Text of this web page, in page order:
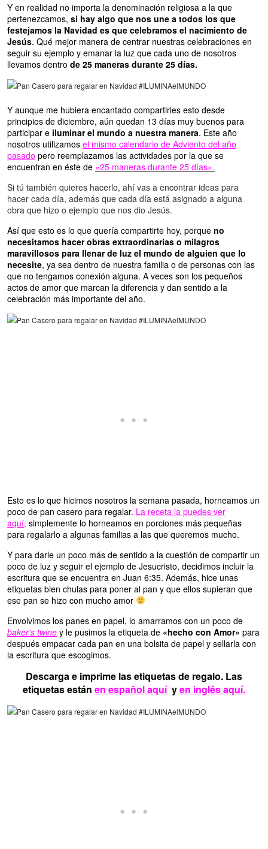
Y en realidad no importa la denominación religiosa a la que
pertenezcamos, si hay algo que nos une a todos los que
festejamos la Navidad es que celebramos el nacimiento de
Jesús. Qué mejor manera de centrar nuestras celebraciones en
seguir su ejemplo y emanar la luz que cada uno de nosotros
llevamos dentro de 25 maneras durante 25 días.
Y aunque me hubiera encantado compartirles esto desde
principios de diciembre, aún quedan 13 días muy buenos para
participar e iluminar el mundo a nuestra manera. Este año
nosotros utilizamos el mismo calendario de Adviento del año
pasado pero reemplazamos las actividades por la que se
encuentran en éste de «25 maneras durante 25 días».
Si tú también quieres hacerlo, ahí vas a encontrar ideas para
hacer cada día, además que cada día está asignado a alguna
obra que hizo o ejemplo que nos dio Jesús.
Así que esto es lo que quería compartirte hoy, porque no
necesitamos hacer obras extraordinarias o milagros
maravillosos para llenar de luz el mundo de alguien que lo
necesite, ya sea dentro de nuestra familia o de personas con las
que no tengamos conexión alguna. A veces son los pequeños
actos de amor que marcan la diferencia y dan sentido a la
celebración más importante del año.
Esto es lo que hicimos nosotros la semana pasada, horneamos un
poco de pan casero para regalar. La receta la puedes ver
aquí, simplemente lo horneamos en porciones más pequeñas
para regalarlo a algunas familias a las que queremos mucho.
Y para darle un poco más de sentido a la cuestión de compartir un
poco de luz y seguir el ejemplo de Jesucristo, decidimos incluir la
escritura que se encuentra en Juan 6:35. Además, hice unas
etiquetas bien chulas para poner al pan y que ellos supieran que
ese pan se hizo con mucho amor
Envolvimos los panes en papel, lo amarramos con un poco de
baker’s twine y le pusimos la etiqueta de «hecho con Amor» para
después empacar cada pan en una bolsita de papel y sellarla con
la escritura que escogimos.
Descarga e imprime las etiquetas de regalo. Las
etiquetas están en español aquíyen inglés aquí.